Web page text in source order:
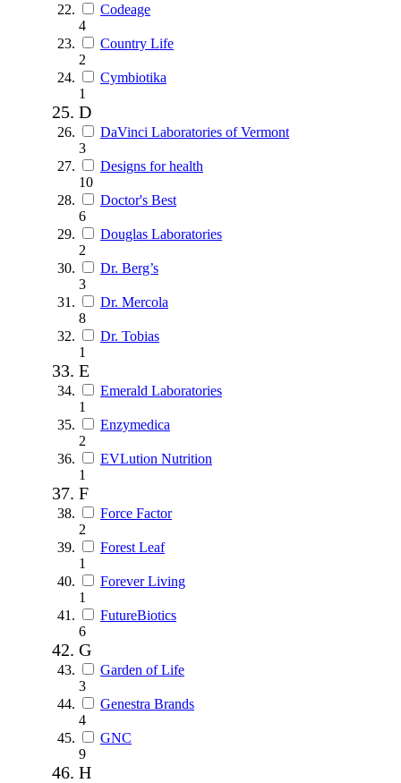
Codeage
4
Country Life
2
Cymbiotika
1
D
DaVinci Laboratories of Vermont
3
Designs for health
10
Doctor's Best
6
Douglas Laboratories
2
Dr. Berg’s
3
Dr. Mercola
8
Dr. Tobias
1
E
Emerald Laboratories
1
Enzymedica
2
EVLution Nutrition
1
F
Force Factor
2
Forest Leaf
1
Forever Living
1
FutureBiotics
6
G
Garden of Life
3
Genestra Brands
4
GNC
9
H